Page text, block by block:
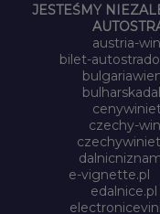
JESTEŚMY
austria-
bilet-
czechy-
e-vignette.pl
edalnice.pl